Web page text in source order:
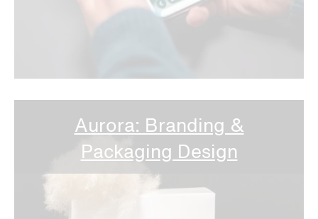
Aurora: Branding &
Packaging Design